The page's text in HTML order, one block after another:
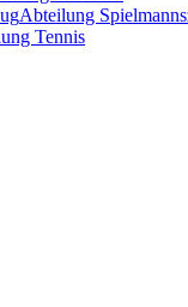
Abteilung
Tennis